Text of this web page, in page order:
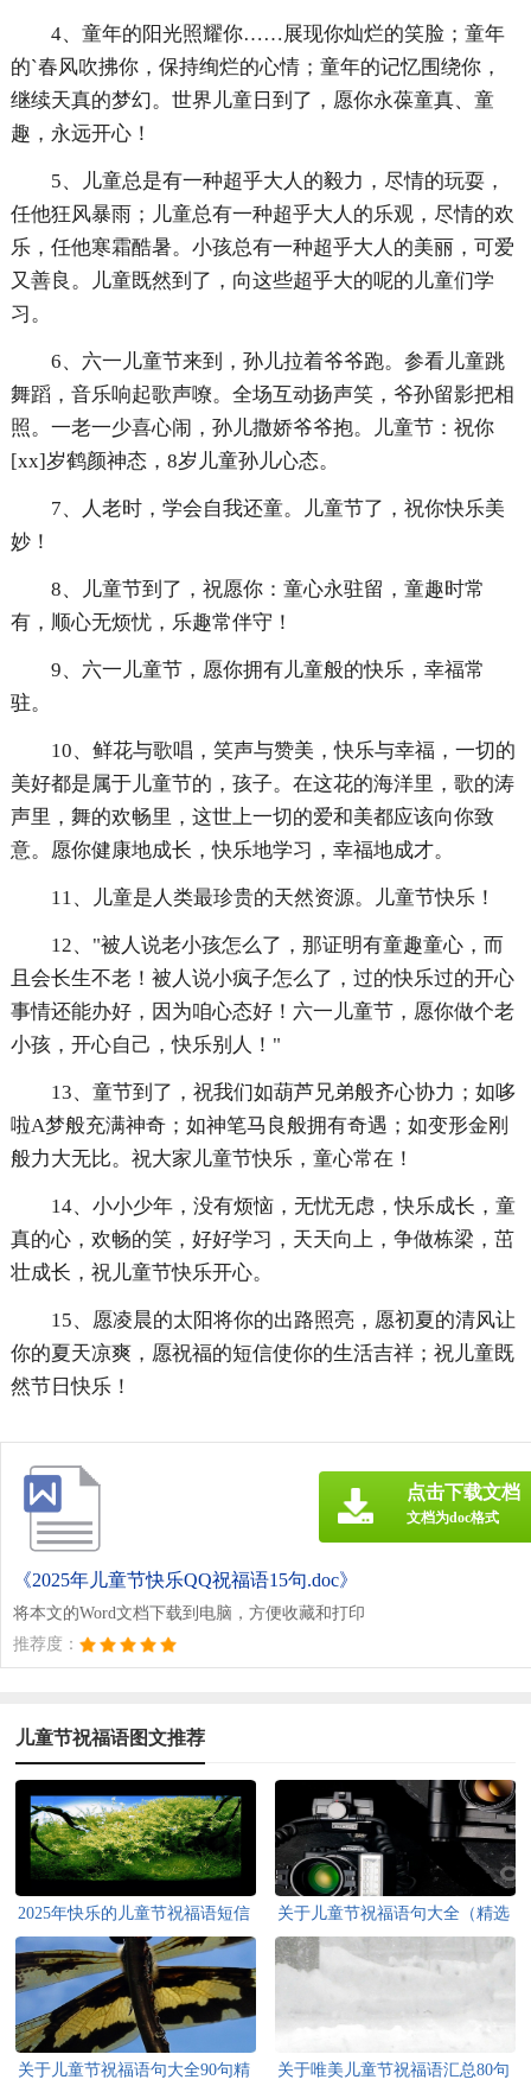
4、童年的阳光照耀你……展现你灿烂的笑脸；童年
的`春风吹拂你，保持绚烂的心情；童年的记忆围绕你，
继续天真的梦幻。世界儿童日到了，愿你永葆童真、童
趣，永远开心！
5、儿童总是有一种超乎大人的毅力，尽情的玩耍，
任他狂风暴雨；儿童总有一种超乎大人的乐观，尽情的欢
乐，任他寒霜酷暑。小孩总有一种超乎大人的美丽，可爱
又善良。儿童既然到了，向这些超乎大的呢的儿童们学
习。
6、六一儿童节来到，孙儿拉着爷爷跑。参看儿童跳
舞蹈，音乐响起歌声嘹。全场互动扬声笑，爷孙留影把相
照。一老一少喜心闹，孙儿撒娇爷爷抱。儿童节：祝你
[xx]岁鹤颜神态，8岁儿童孙儿心态。
7、人老时，学会自我还童。儿童节了，祝你快乐美
妙！
8、儿童节到了，祝愿你：童心永驻留，童趣时常
有，顺心无烦忧，乐趣常伴守！
9、六一儿童节，愿你拥有儿童般的快乐，幸福常
驻。
10、鲜花与歌唱，笑声与赞美，快乐与幸福，一切的
美好都是属于儿童节的，孩子。在这花的海洋里，歌的涛
声里，舞的欢畅里，这世上一切的爱和美都应该向你致
意。愿你健康地成长，快乐地学习，幸福地成才。
11、儿童是人类最珍贵的天然资源。儿童节快乐！
12、"被人说老小孩怎么了，那证明有童趣童心，而
且会长生不老！被人说小疯子怎么了，过的快乐过的开心
事情还能办好，因为咱心态好！六一儿童节，愿你做个老
小孩，开心自己，快乐别人！"
13、童节到了，祝我们如葫芦兄弟般齐心协力；如哆
啦A梦般充满神奇；如神笔马良般拥有奇遇；如变形金刚
般力大无比。祝大家儿童节快乐，童心常在！
14、小小少年，没有烦恼，无忧无虑，快乐成长，童
真的心，欢畅的笑，好好学习，天天向上，争做栋梁，茁
壮成长，祝儿童节快乐开心。
15、愿凌晨的太阳将你的出路照亮，愿初夏的清风让
你的夏天凉爽，愿祝福的短信使你的生活吉祥；祝儿童既
然节日快乐！
《2025年儿童节快乐QQ祝福语15句.doc》
将本文的Word文档下载到电脑，方便收藏和打印
推荐度：
点击下载文档
文档为doc格式
儿童节祝福语图文推荐
2025年快乐的儿童节祝福语短信
26句
关于儿童节祝福语句大全（精选
100句）
关于儿童节祝福语句大全90句精 关于唯美儿童节祝福语汇总80句